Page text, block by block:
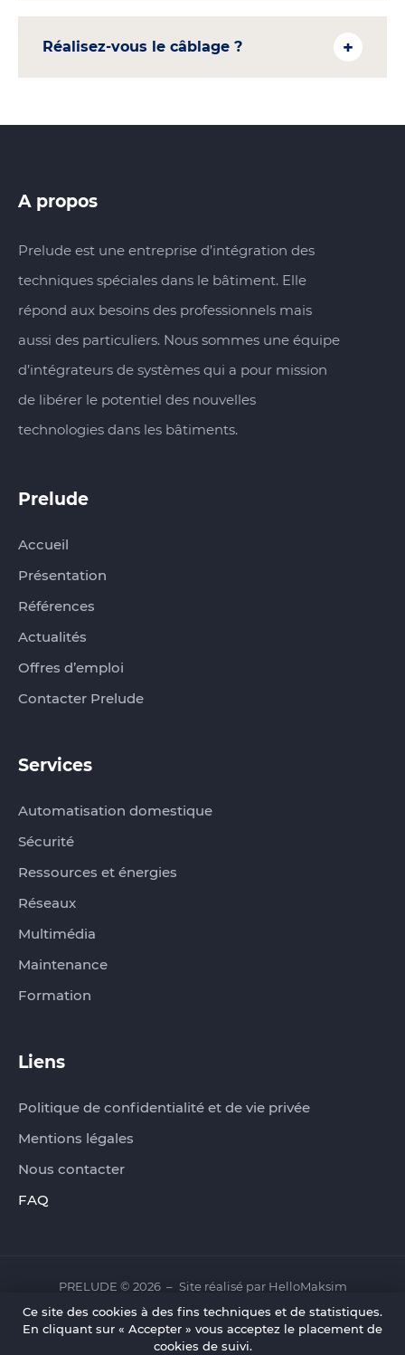
Réalisez-vous le câblage ?
A propos
Prelude est une entreprise d’intégration des
techniques spéciales dans le bâtiment. Elle
répond aux besoins des professionnels mais
aussi des particuliers. Nous sommes une équipe
d’intégrateurs de systèmes qui a pour mission
de libérer le potentiel des nouvelles
technologies dans les bâtiments.
Accueil
Présentation
Références
Actualités
Offres d’emploi
Contacter Prelude
Services
Automatisation domestique
Sécurité
Ressources et énergies
Réseaux
Multimédia
Maintenance
Formation
Liens
Politique de confidentialité et de vie privée
Mentions légales
Nous contacter
FAQ
PRELUDE © 2026 Site réalisé par HelloMaksim
Ce site des cookies à des fins techniques et de statistiques.
En cliquant sur « Accepter » vous acceptez le placement de
cookies de suivi.